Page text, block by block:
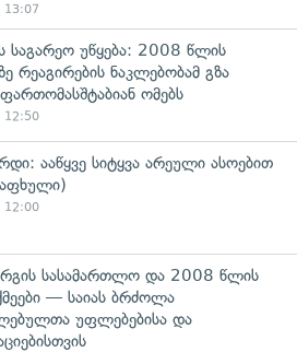
13:07
საგარეო უწყება: 2008 წლის
რეაგირების ნაკლებობამ გზა
ომებს
12:50
ააწყვე სიტყვა არეული ასოებით
12:00
სასამართლო და 2008 წლის
— საიას ბრძოლა
უფლებებისა და